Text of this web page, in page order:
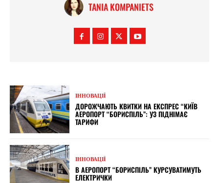
TANIA KOMPANIETS
ІННОВАЦІЇ
ДОРОЖЧАЮТЬ КВИТКИ НА ЕКСПРЕС “КИЇВ
АЕРОПОРТ “БОРИСПІЛЬ”: УЗ ПІДНІМАЄ
ТАРИФИ
ІННОВАЦІЇ
В АЕРОПОРТ “БОРИСПІЛЬ” КУРСУВАТИМУТЬ
ЕЛЕКТРИЧКИ